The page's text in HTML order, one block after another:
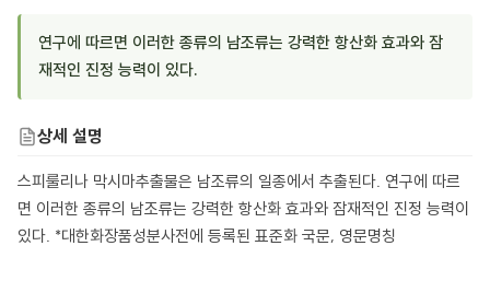
연구에 따르면 이러한 종류의 남조류는 강력한 항산화 효과와 잠
재적인 진정 능력이 있다.
상세 설명
스피룰리나 막시마추출물은 남조류의 일종에서 추출된다. 연구에 따르
면 이러한 종류의 남조류는 강력한 항산화 효과와 잠재적인 진정 능력이
있다. *대한화장품성분사전에 등록된 표준화 국문, 영문명칭